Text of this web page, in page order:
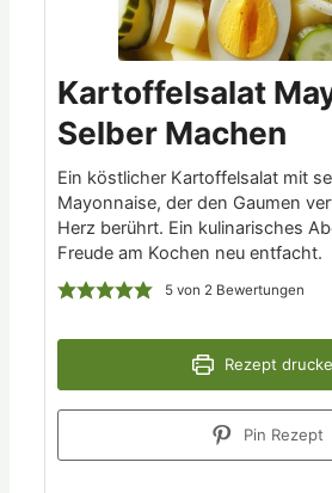
Kartoffelsalat
Selber Machen
Ein köstlicher Kartoffelsalat mit
Mayonnaise, der den Gaumen
Herz berührt. Ein kulinarisches
Freude am Kochen neu entfacht.
5 von 2 Bewertungen
Rezept
Pin Rezept